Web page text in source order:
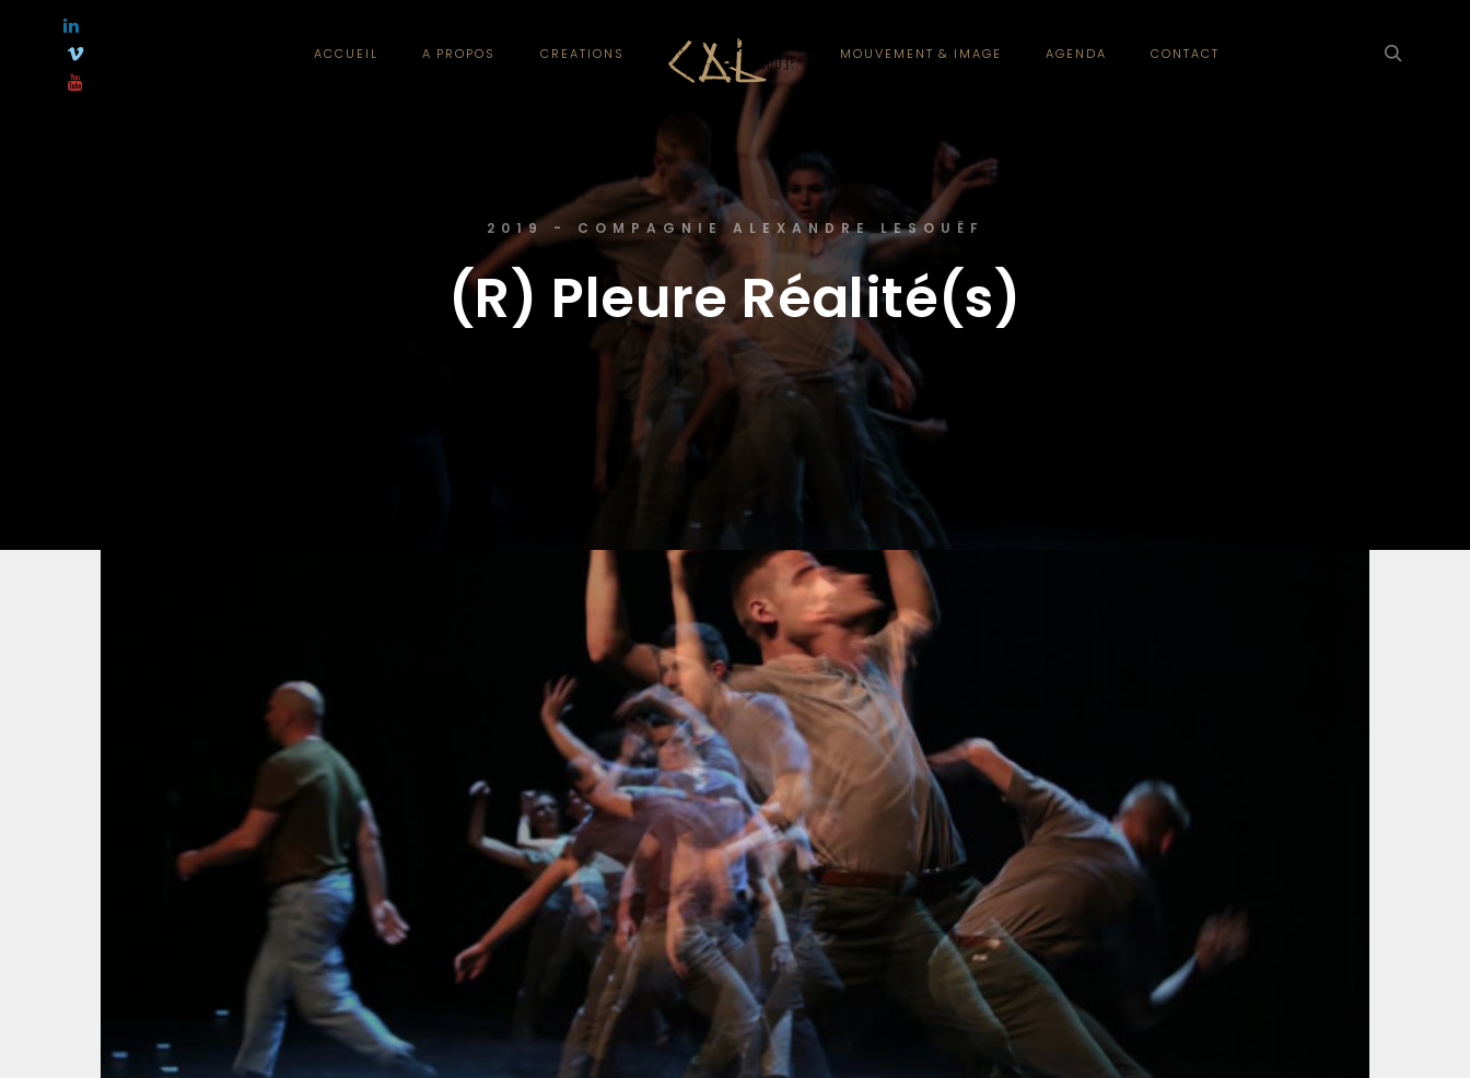
ACCUEIL A PROPOS CREATIONS MOUVEMENT & IMAGE AGENDA
CONTACT
2019 - COMPAGNIE ALEXANDRE LESOUËF
(R) Pleure Réalité(s)
30171809_10211863272243492_4150280445590295840_o
30171809_10211863272243492_4150280445590295840_o
30815806_10211863272763505_8800793429721802041_o
30815806_10211863272763505_8800793429721802041_o
Spect20h30-
16062018-
8071